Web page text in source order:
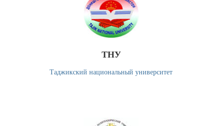
ТНУ
Таджикский национальный университет